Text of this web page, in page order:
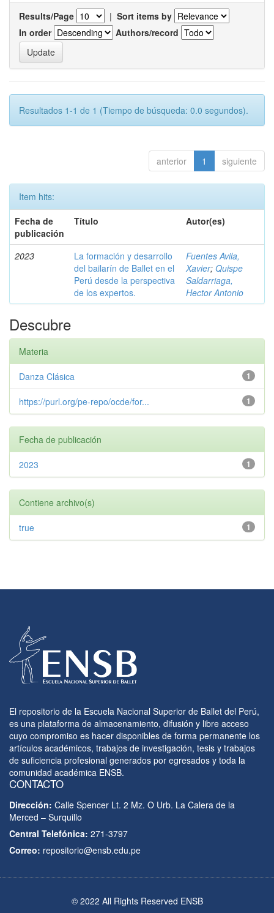
Results/Page | Sort items by
In order
Authors/record
Resultados 1-1 de 1 (Tiempo de búsqueda: 0.0 segundos).
anterior 1 siguiente
Item hits:
Fecha de
publicación
Título Autor(es)
2023
La formación y desarrollo
del bailarín de Ballet en el
Perú desde la perspectiva
de los expertos.
Fuentes Avila,
Xavier; Quispe
Saldarriaga,
Hector Antonio
Descubre
Materia
1
Danza Clásica
1
https://purl.org/pe-repo/ocde/for...
Fecha de publicación
1
2023
Contiene archivo(s)
1
true
El repositorio de la Escuela Nacional Superior de Ballet del Perú,
es una plataforma de almacenamiento, difusión y libre acceso
cuyo compromiso es hacer disponibles de forma permanente los
artículos académicos, trabajos de investigación, tesis y trabajos
de suficiencia profesional generados por egresados y toda la
comunidad académica ENSB.
CONTACTO
Dirección: Calle Spencer Lt. 2 Mz. O Urb. La Calera de la
Merced – Surquillo
Central Telefónica: 271-3797
Correo: repositorio@ensb.edu.pe
© 2022 All Rights Reserved ENSB